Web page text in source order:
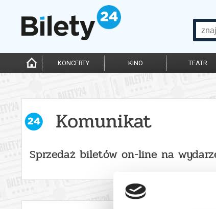
KONCERTY KINO TEATR
Komunikat
Sprzedaż biletów on-line na